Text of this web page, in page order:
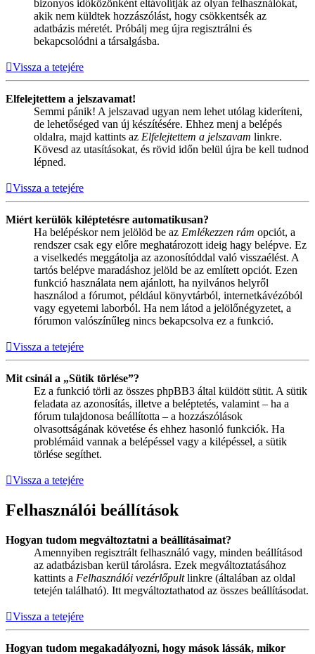
bizonyos időközönként eltávolítják az olyan felhasználókat,
akik nem küldtek hozzászólást, hogy csökkentsék az
adatbázis méretét. Próbálj meg újra regisztrálni és
bekapcsolódni a társalgásba.
Vissza a tetejére
Elfelejtettem a jelszavamat!
Semmi pánik! A jelszavad ugyan nem lehet utólag kideríteni,
de lehetőséged van új készítésére. Ehhez menj a belépés
oldalra, majd kattints az Elfelejtettem a jelszavam linkre.
Kövesd az utasításokat, és rövid időn belül újra be kell tudnod
lépned.
Vissza a tetejére
Miért kerülök kiléptetésre automatikusan?
Ha belépéskor nem jelölöd be az Emlékezzen rám opciót, a
rendszer csak egy előre meghatározott ideig hagy belépve. Ez
a viselkedés meggátolja az azonosítóddal való visszaélést. A
tartós belépve maradáshoz jelöld be az említett opciót. Ezen
funkció használata nem ajánlott, ha nyilvános helyről
használod a fórumot, például könyvtárból, internetkávézóból
vagy egyetemi laborból. Ha nem látod a jelölőnégyzetet, a
fórumon valószínűleg nincs bekapcsolva ez a funkció.
Vissza a tetejére
Mit csinál a „Sütik törlése”?
Ez a funkció törli az összes phpBB3 által küldött sütit. A sütik
feladata az azonosítás, illetve a beléptetés, valamint – ha a
fórum tulajdonosa beállította – a hozzászólások
olvasottságának követése és ehhez hasonló funkciók. Ha
problémáid vannak a belépéssel vagy a kilépéssel, a sütik
törlése segíthet.
Vissza a tetejére
Felhasználói beállítások
Hogyan tudom megváltoztatni a beállításaimat?
Amennyiben regisztrált felhasználó vagy, minden beállításod
az adatbázisban kerül tárolásra. Ezek megváltoztatásához
kattints a Felhasználói vezérlőpultlinkre (általában az oldal
tetején található). Itt megváltoztathatod az összes beállításodat.
Vissza a tetejére
Hogyan tudom megakadályozni, hogy mások lássák, mikor